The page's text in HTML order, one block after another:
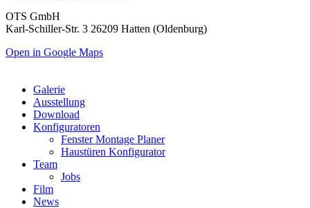
OTS GmbH
Karl-Schiller-Str. 3 26209 Hatten (Oldenburg)
Open in Google Maps
Galerie
Ausstellung
Download
Konfiguratoren
Fenster Montage Planer
Haustüren Konfigurator
Team
Jobs
Film
News